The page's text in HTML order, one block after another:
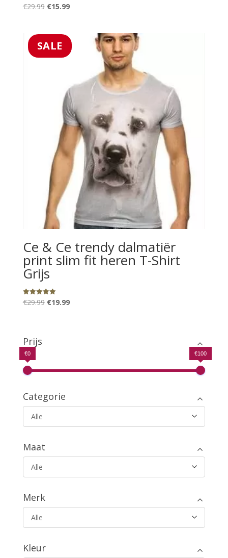
Gewaardeerd
5.00
€29.99 Oorspronkelijke
€29.99.
€15.99Huidige
€15.99.
SALE
Ce & Ce trendy dalmatiër
print slim fit heren T-Shirt
Grijs
Gewaardeerd
5.00
€29.99 Oorspronkelijke
€19.99Huidige
Prijs
€0 €100
Categorie
Alle
Maat
Alle
Merk
Alle
Kleur